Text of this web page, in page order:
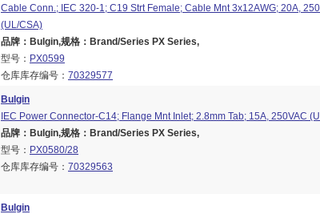
Cable Conn.; IEC 320-1; C19 Strt Female; Cable Mnt 3x12AWG; 20A,
(UL/CSA)
品牌：Bulgin,规格：Brand/Series PX Series,
型号： PX0599
仓库库存编号： 70329577
Bulgin
IEC Power Connector-C14; Flange Mnt Inlet; 2.8mm Tab; 15A, 250VAC
品牌：Bulgin,规格：Brand/Series PX Series,
型号： PX0580/28
仓库库存编号： 70329563
Bulgin